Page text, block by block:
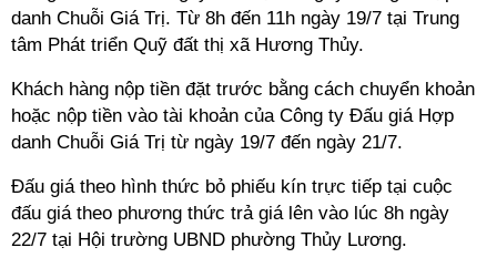
danh Chuỗi Giá Trị. Từ 8h đến 11h ngày 19/7 tại Trung
tâm Phát triển Quỹ đất thị xã Hương Thủy.
Khách hàng nộp tiền đặt trước bằng cách chuyển khoản
hoặc nộp tiền vào tài khoản của Công ty Đấu giá Hợp
danh Chuỗi Giá Trị từ ngày 19/7 đến ngày 21/7.
Đấu giá theo hình thức bỏ phiếu kín trực tiếp tại cuộc
đấu giá theo phương thức trả giá lên vào lúc 8h ngày
22/7 tại Hội trường UBND phường Thủy Lương.